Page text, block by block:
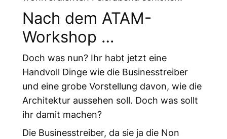
Nach dem ATAM-
Workshop …
Doch was nun? Ihr habt jetzt eine
Handvoll Dinge wie die Businesstreiber
und eine grobe Vorstellung davon, wie die
Architektur aussehen soll. Doch was sollt
ihr damit machen?
Die Businesstreiber, da sie ja die Non